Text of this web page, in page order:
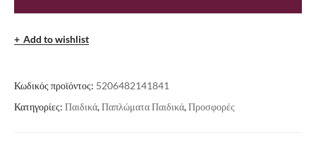
Add to wishlist
Κωδικός προϊόντος: 5206482141841
Κατηγορίες: Παιδικά,Παπλώματα Παιδικά,Προσφορές